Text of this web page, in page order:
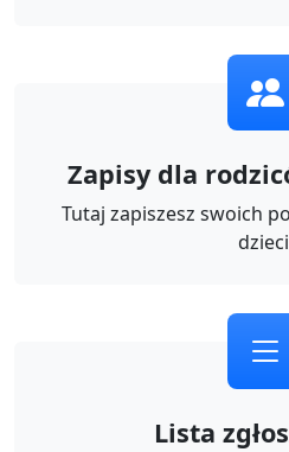
Zapisy dla
Tutaj zapiszesz swoich
Lista